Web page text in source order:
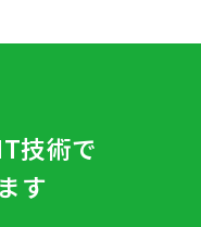
技術で
す